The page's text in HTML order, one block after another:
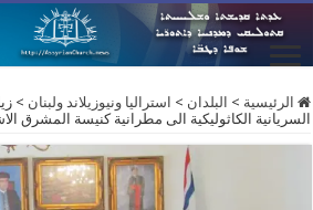
الرئيسية > البلدان > استراليا ونيوزيلاند ولبنان >
السريانية الكاثوليكية الى مطرانية كنيسة المشرق